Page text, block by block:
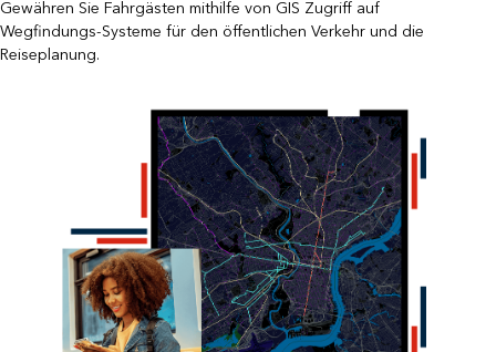
Gewähren Sie Fahrgästen mithilfe von GIS Zugriff auf
Wegfindungs-Systeme für den öffentlichen Verkehr und die
Reiseplanung.